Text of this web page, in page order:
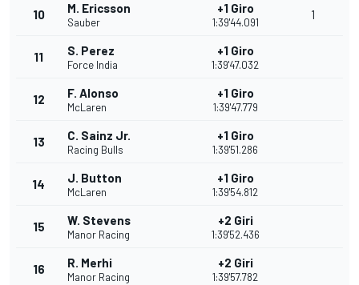
10 M. Ericsson
Sauber
+1 Giro
1:39'44.091
1
11 S. Perez
Force India
+1 Giro
1:39'47.032
12 F. Alonso
McLaren
+1 Giro
1:39'47.779
13 C. Sainz Jr.
Racing Bulls
+1 Giro
1:39'51.286
14 J. Button
McLaren
+1 Giro
1:39'54.812
15 W. Stevens
Manor Racing
+2 Giri
1:39'52.436
16 R. Merhi
Manor Racing
+2 Giri
1:39'57.782